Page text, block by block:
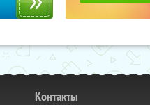
Контакты